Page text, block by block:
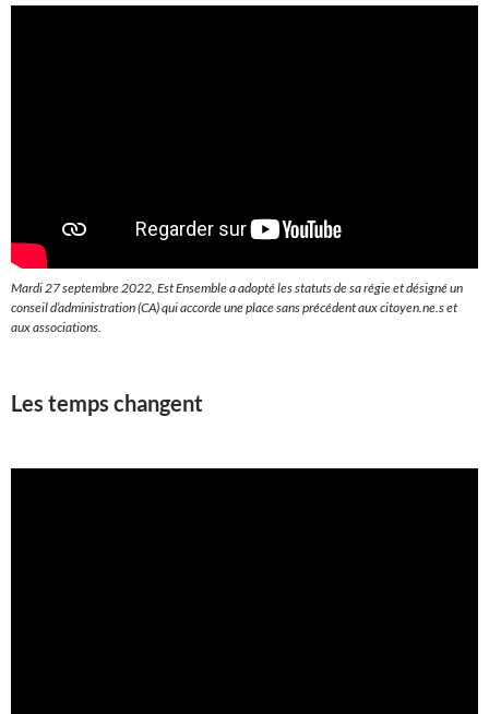
Mardi 27 septembre 2022, Est Ensemble a adopté les statuts de sa régie et désigné un
conseil d’administration (CA) qui accorde une place sans précédent aux citoyen.ne.s et
aux associations.
Les temps changent